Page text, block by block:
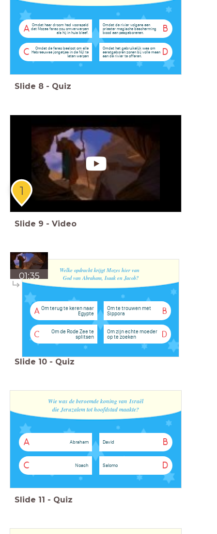
A Omdat haar droom had voorspeld
dat Mozes farao zou omverwerpen
als hij in huis bleef.
B
Omdat de rivier volgens een
priester magische bescherming
bood aan pasgeborenen.
C
Omdat de farao besloot om alle
Hebreeuwse jongetjes in de Nijl te
laten werpen
D
Omdat het gebruikelijk was om
eerstgeboren zonen bij volle maan
aan de rivier te offeren.
Slide 8 - Quiz
1
Slide 9 - Video
01:35
Welke opdracht krijgt Mozes hier van
God van Abraham, Isaak en Jacob?
A Om terug te keren naar
Egypte
B
Om te trouwen met
Sippora
C
Om de Rode Zee te
splitsen
D
Om zijn echte moeder
op te zoeken
Slide 10 - Quiz
Wie was de beroemde koning vanIsraël
die Jeruzalem tot hoofdstad maakte?
A Abraham B
David
C Noach D
Salomo
Slide 11 - Quiz